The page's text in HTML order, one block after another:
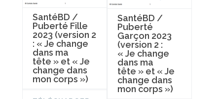
SantéBD /
Puberté Fille
2023 (version 2
: « Je change
dans ma
tête » et « Je
change dans
mon corps »)
SantéBD /
Puberté
Garçon 2023
(version 2 :
« Je change
dans ma
tête » et « Je
change dans
mon corps »)